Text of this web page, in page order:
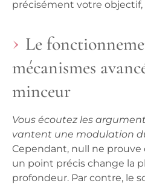
précisément votre objectif,
Le
mécanismes
minceur
Vous écoutez les
vantent une modulation
Cependant, null ne
un point précis change la
profondeur. Par contre, le